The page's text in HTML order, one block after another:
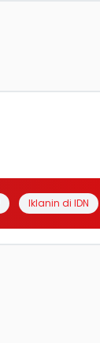
Iklanin di IDN